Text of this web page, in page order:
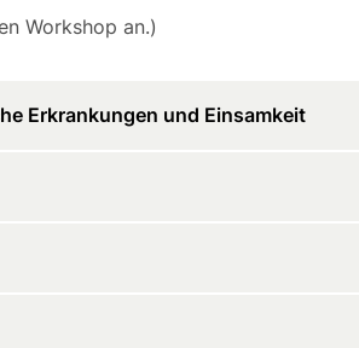
Workshop an.)
Erkrankungen und Einsamkeit